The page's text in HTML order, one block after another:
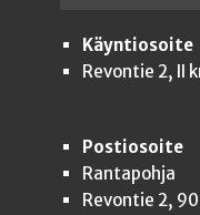
Käyntiosoite
Revontie 2, II
Postiosoite
Rantapohja
Revontie 2,